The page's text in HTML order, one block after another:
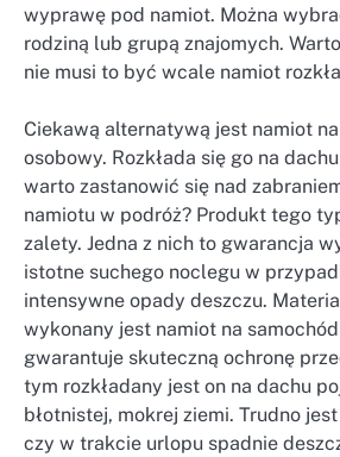
wyprawę pod namiot. Można
rodziną lub grupą znajomych.
nie musi to być wcale namiot
Ciekawą alternatywą jest namiot
osobowy. Rozkłada się go na
warto zastanowić się nad
namiotu w podróż? Produkt tego
zalety. Jedna z nich to gwarancja
istotne suchego noclegu w
intensywne opady deszczu.
wykonany jest namiot na
gwarantuje skuteczną ochronę
tym rozkładany jest on na dachu
błotnistej, mokrej ziemi. Trudno
czy w trakcie urlopu spadnie